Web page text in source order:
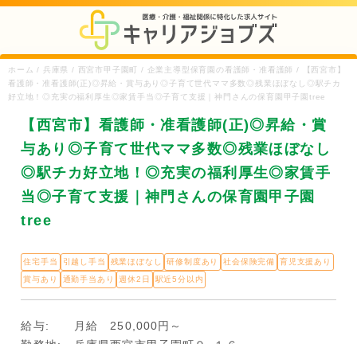
ホーム / 兵庫県 / 西宮市甲子園町 / 企業主導型保育園の看護師・准看護師 / 【西宮市】
看護師・准看護師(正)◎昇給・賞与あり◎子育て世代ママ多数◎残業ほぼなし◎駅チカ
好立地！◎充実の福利厚生◎家賃手当◎子育て支援｜神門さんの保育園甲子園tree
【西宮市】看護師・准看護師(正)◎昇給・賞
与あり◎子育て世代ママ多数◎残業ほぼなし
◎駅チカ好立地！◎充実の福利厚生◎家賃手
当◎子育て支援｜神門さんの保育園甲子園
tree
住宅手当 引越し手当 残業ほぼなし 研修制度あり 社会保険完備
育児支援あり
賞与あり
通勤手当あり 週休2日 駅近5分以内
給与:
月給 250,000円～